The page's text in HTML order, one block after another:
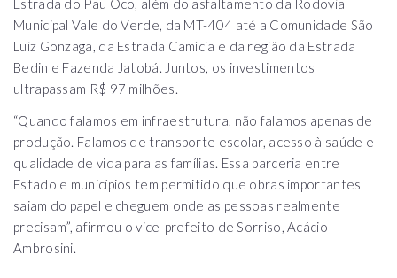
Estrada do Pau Oco, além do asfaltamento da Rodovia
Municipal Vale do Verde, da MT-404 até a Comunidade São
Luiz Gonzaga, da Estrada Camícia e da região da Estrada
Bedin e Fazenda Jatobá. Juntos, os investimentos
ultrapassam R$ 97 milhões.
“Quando falamos em infraestrutura, não falamos apenas de
produção. Falamos de transporte escolar, acesso à saúde e
qualidade de vida para as famílias. Essa parceria entre
Estado e municípios tem permitido que obras importantes
saiam do papel e cheguem onde as pessoas realmente
precisam”, afirmou o vice-prefeito de Sorriso, Acácio
Ambrosini.